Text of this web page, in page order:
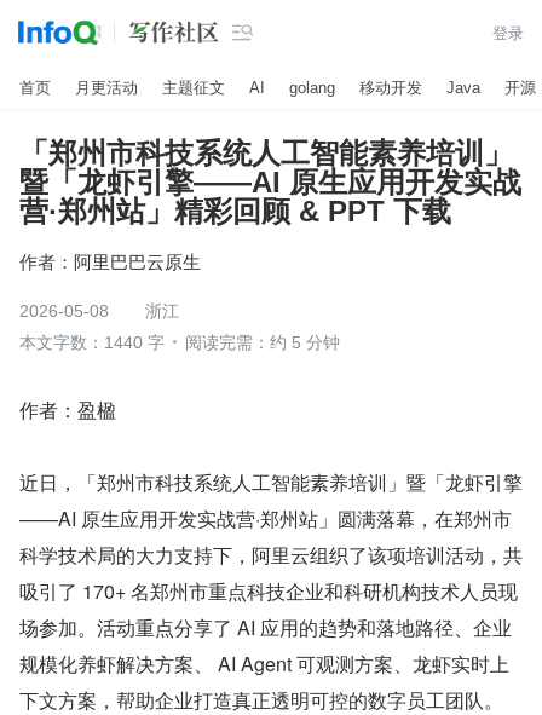
 登录
首页 月更活动 主题征文 AI golang 移动开发 Java 开源
「郑州市科技系统人工智能素养培训」
暨「龙虾引擎——AI 原生应用开发实战
营·郑州站」精彩回顾 & PPT 下载
作者： 阿里巴巴云原生
2026-05-08
浙江
本文字数：1440 字
阅读完需：约 5 分钟
作者：盈楹
近日，「郑州市科技系统人工智能素养培训」暨「龙虾引擎
——AI 原生应用开发实战营·郑州站」圆满落幕，在郑州市
科学技术局的大力支持下，阿里云组织了该项培训活动，共
吸引了 170+ 名郑州市重点科技企业和科研机构技术人员现
场参加。活动重点分享了 AI 应用的趋势和落地路径、企业
规模化养虾解决方案、 AI Agent 可观测方案、龙虾实时上
下文方案，帮助企业打造真正透明可控的数字员工团队。